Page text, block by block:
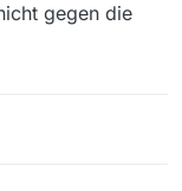
gegen die